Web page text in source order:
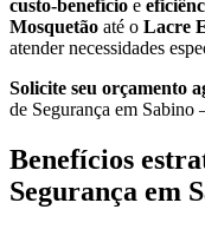
custo-benefício e
Mosquetão até o Lacre
atender necessidades
Solicite seu orçamento
de Segurança em Sabino
Benefícios
Segurança em